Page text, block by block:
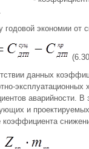
годовой экономии
данных
эксплуатационных
аварийности.
и
коэффициента